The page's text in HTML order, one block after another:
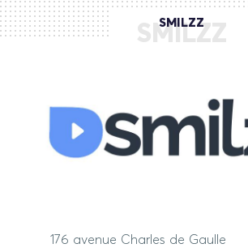
SMILZZ
SMILZZ
176 avenue Charles de Gaulle